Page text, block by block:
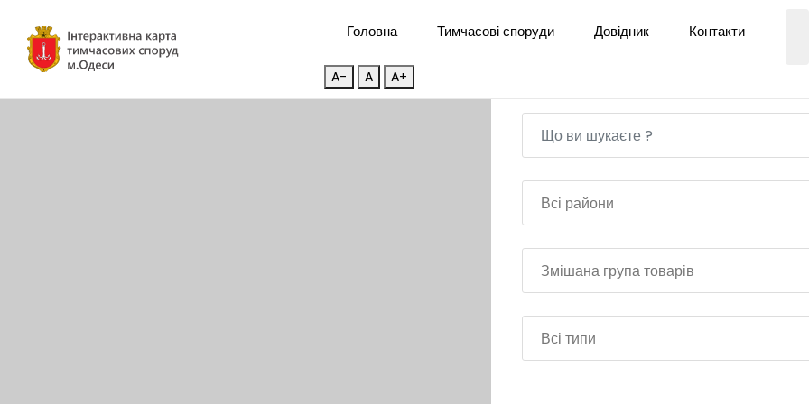
Головна Тимчасові споруди Довідник Контакти
A- A A+
Всі райони
Змішана група товарів
Всі типи